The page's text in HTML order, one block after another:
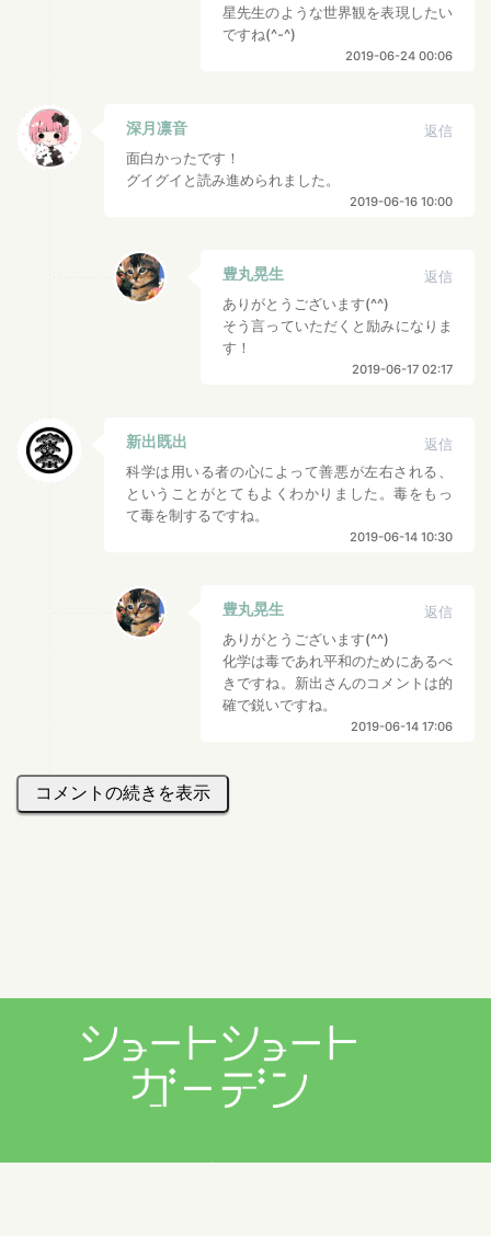
星先生のような世界観を表現したい
ですね(^-^)
2019-06-24 00:06
深月凛音
返信
面白かったです！
グイグイと読み進められました。
2019-06-16 10:00
豊丸晃生
返信
ありがとうございます(^^)
そう言っていただくと励みになりま
す！
2019-06-17 02:17
新出既出
返信
科学は用いる者の心によって善悪が左右される、
ということがとてもよくわかりました。毒をもっ
て毒を制するですね。
2019-06-14 10:30
豊丸晃生
返信
ありがとうございます(^^)
化学は毒であれ平和のためにあるべ
きですね。新出さんのコメントは的
確で鋭いですね。
2019-06-14 17:06
コメントの続きを表示
プライバシーポリシー 利用規約 お問い合わせ